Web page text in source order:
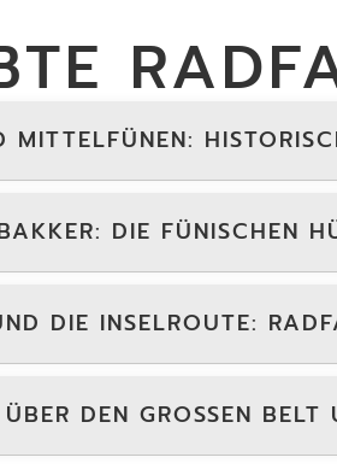
MITTELFÜNEN:
DIE FÜNISCHEN
DIE INSELROUTE:
DEN GROSSEN